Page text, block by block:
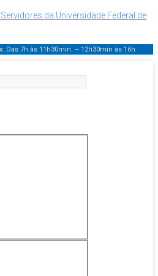
da Universidade Federal de
Das 7h às 11h30min – 12h30min às 16h